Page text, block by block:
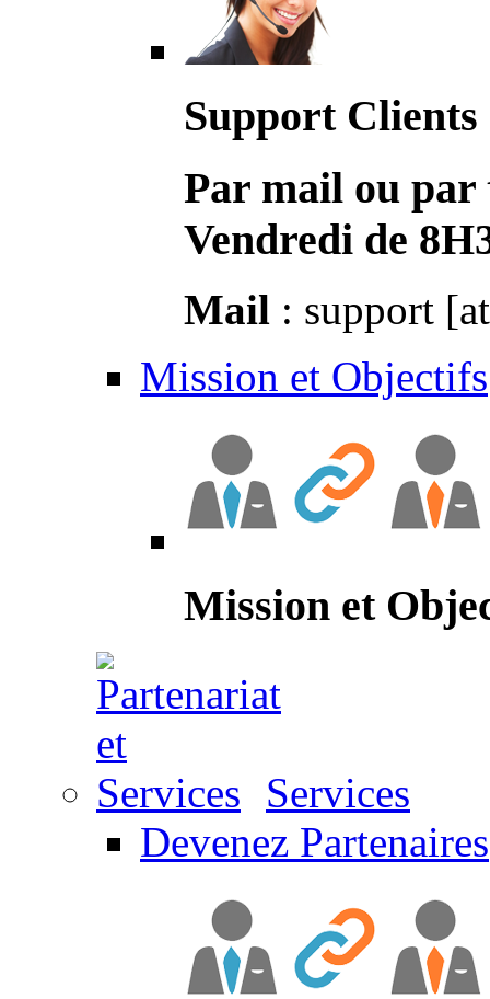
Support Clients
Par mail ou par
Vendredi de
Mail : support
Mission et Objectifs
Mission et
Services
Devenez Partenaires